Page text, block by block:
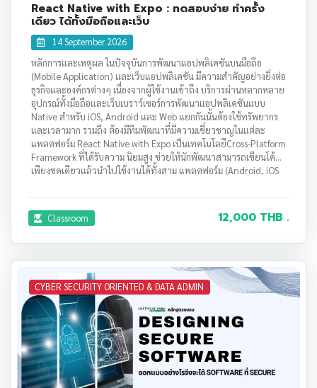
React Native with Expo : ทดสอบง่าย ทำครั้ง
เดียว ได้ทั้งมือถือและเว็บ
14 September 2026
หลักการและเหตุผล ในปัจจุบันการพัฒนาแอปพลิเคชันบนมือถือ
(Mobile Application) และเว็บแอปพลิเคชัน มีความสำคัญอย่างยิ่งต่อ
ธุรกิจและองค์กรต่างๆ เนื่องจากผู้ใช้งานเข้าถึง บริการผ่านหลากหลาย
อุปกรณ์ทั้งมือถือและเว็บเบราว์เซอร์การพัฒนาแอปพลิเคชันแบบ
Native สำหรับ iOS, Android และ Web แยกกันนั้นต้องใช้ทรัพยากร
และเวลามาก รวมถึง ต้องมีทีมพัฒนาที่มีความเชี่ยวชาญในแต่ละ
แพลตฟอร์ม React Native with Expo เป็นเทคโนโลยีCross-Platform
Framework ที่ได้รับความ นิยมสูง ช่วยให้นักพัฒนาสามารถเขียนโค้ด
เพียงชุดเดียวแล้วนำไปใช้งานได้ทั้งสาม แพลตฟอร์ม (Android, iOS
เรื่องง่ายและรวดเร็วอย่างยิ่ง ด้วยระบบ Hot Reload และแอป Expo
Go ที่เพียงแค่สแกน QR Code ก็สามารถดูผลลัพธ์ได้ทันทีบนมือถือจริง
โดยไม่ต้องเสียบสายหรือติดตั้ง ซอฟต์แวร์ที่ซับซ้อน ประกอบกับการ
ดูแล รักษาง่าย จึงเป็นทักษะที่จำเป็นสำหรับนักพัฒนาในยุคปัจจุบัน
หลักสูตรนี้ออกแบบมาเพื่อสร้างความรู้ความเข้าใจตั้งแต่พื้นฐานจนถึง
การนำแอปพลิเคชันขึ้นสู่การใช้งานจริงบนทุกแพลตฟอร์ม โดยเน้นการ
พัฒนาที่มีประสิทธิภาพ และสะดวกรวดเร็วด้วย Expo และครอบคลุม
ทุกขั้นตอนที่จำเป็นในการพัฒนาแอปพลิเคชัน อย่างมืออาชีพ
Classroom 12,000 THB .
CYBER SECURITY ORIENTED & DATA ADMIN